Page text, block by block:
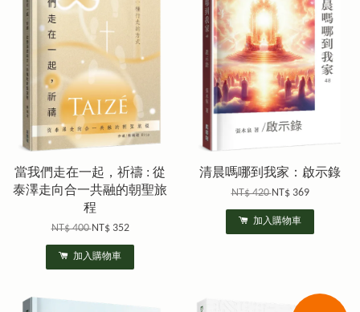
當我們走在一起，祈禱 : 從
泰澤走向合一共融的朝聖旅
程
NT$ 400NT$ 352
加入購物車
清晨嗎哪到我家：啟示錄
NT$ 420NT$ 369
加入購物車